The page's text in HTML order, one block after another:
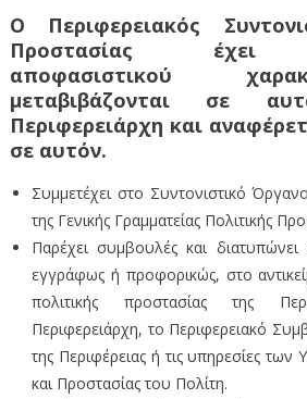
Ο Περιφερειακός
Προστασίας έχει
αποφασιστικού
μεταβιβάζονται σε
Περιφερειάρχη και
σε αυτόν.
Συμμετέχει στο Συντονιστικό
της Γενικής Γραμματείας Πολιτικής
Παρέχει συμβουλές και διατυπώνει
εγγράφως ή προφορικώς, στο
πολιτικής προστασίας της
Περιφερειάρχη, το Περιφερειακό
της Περιφέρειας ή τις υπηρεσίες
και Προστασίας του Πολίτη.